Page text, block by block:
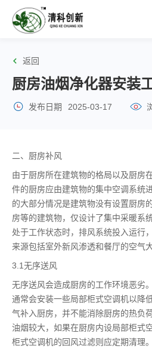
返回
厨房油烟净化器安装
发布日期 2025-03-17
二、厨房补风
由于厨房所在建筑物的格局以及厨房
件的厨房应由建筑物的集中空调系统
的大部分情况是建筑物没有设置厨房
房等的建筑物，仅设计了集中采暖系
处于工作状态时，排风系统投入运行
来源包括室外新风渗透和餐厅的空气
3.1无序送风
无序送风会造成厨房的工作环境恶劣
通常会安装一些局部柜式空调机以降
气补入厨房，并不能消除厨房的热负
油烟较大，如果在厨房内设局部柜式
柜式空调机的回风过滤则应定期清理。